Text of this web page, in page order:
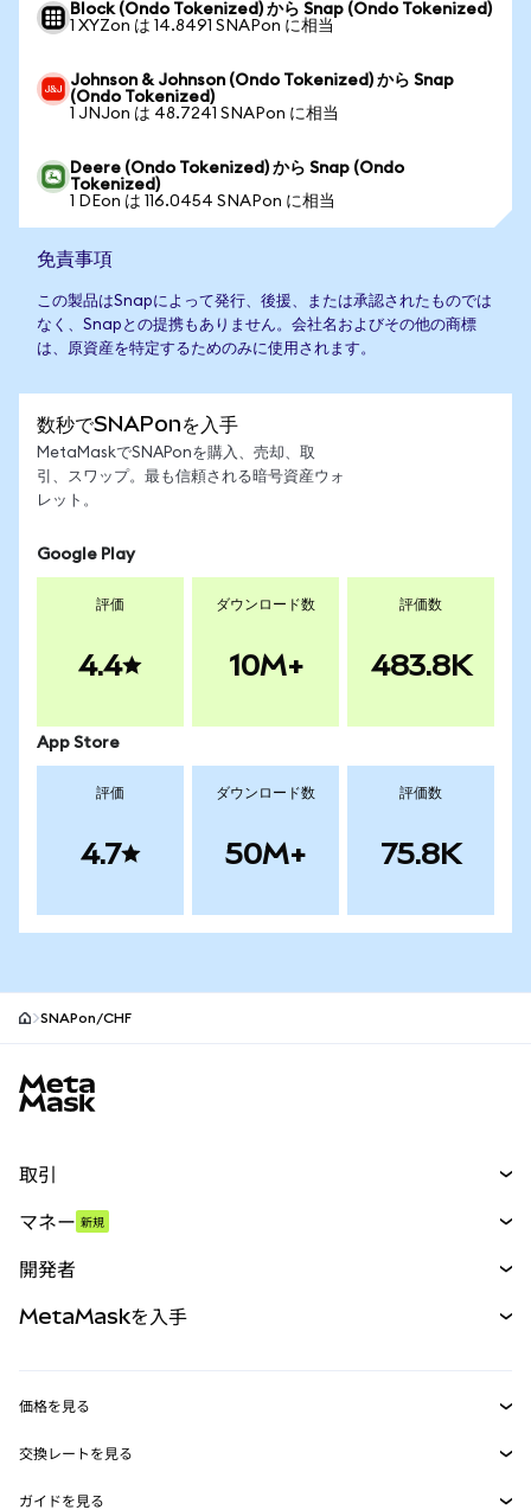
Block (Ondo Tokenized) から Snap (Ondo Tokenized)
1 XYZon は 14.8491 SNAPon に相当
Johnson & Johnson (Ondo Tokenized) から Snap
(Ondo Tokenized)
1 JNJon は 48.7241 SNAPon に相当
Deere (Ondo Tokenized) から Snap (Ondo
Tokenized)
1 DEon は 116.0454 SNAPon に相当
免責事項
この製品はSnapによって発行、後援、または承認されたものでは
なく、Snapとの提携もありません。会社名およびその他の商標
は、原資産を特定するためのみに使用されます。
数秒でSNAPonを入手
MetaMaskでSNAPonを購入、売却、取
引、スワップ。最も信頼される暗号資産ウォ
レット。
Google Play
評価
4.4
ダウンロード数
10M+
評価数
483.8K
App Store
評価
4.7
ダウンロード数
50M+
評価数
75.8K
SNAPon/CHF
取引
パーペチュアル
RWA
マネー 新規
開発者
MetaMask Connect
MetaMaskを入手
価格を見る
イーサリアムの価格
Solanaの価格
交換レートを見る
ガイドを見る